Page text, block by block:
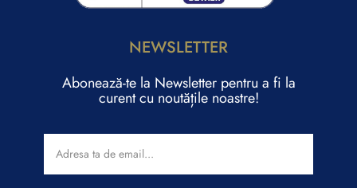
NEWSLETTER
Abonează-te la Newsletter pentru a fi la
curent cu noutățile noastre!